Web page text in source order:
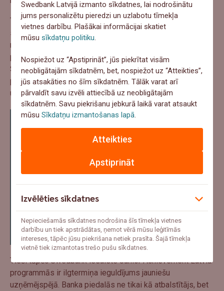
Turklāt uzņēmējdarbību bieži ir vieglāk izmēģināt tieši
skolas laikā. Jauniešiem ir vairāk drosmes mēģināt un
mazāk baiļu kļūdīties, taču vienlaikus vēl pietrūkst
pieredzes, kontaktu un izpratnes par biznesa ikdienu.
Skolēnu mācību uzņēmums ļauj šīs zināšanas iegūt
pakāpeniski, saglabājot praktisku saikni ar īstu
uzņēmējdarbību.
“Ne katrs programmas dalībnieks vēlāk
dibinās savu uzņēmumu, un tas arī nav
vienīgais mērķis. Būtiski ir tas, ka
jaunietis iegūst pieredzi, kas palīdz
saprast savas stiprās puses, komandas
darba nozīmi un to, cik daudz jāizdara,
Swedbank Uzņēmumu pārvaldes vadītājs
Jevenijs Ivanovs.
Tieši tāpēc Swedbank iesaiste Junior Achievement Latvia
programmās ir ilgtermiņa ieguldījums jauniešu
uzņēmējspējā. Banka piedalās ne tikai kā atbalstītājs, bet
Swedbank Latvijā izmanto sīkdatnes, lai nodrošinātu
jums personalizētu pieredzi un uzlabotu tīmekļa
vietnes darbību. Plašākai informācijai skatiet
mūsusīkdatņu politiku
Nospiežot uz “Apstiprināt”, jūs piekrītat visām
neobligātajām sīkdatnēm, bet, nospiežot uz “Atteikties”,
jūs atsakāties no šīm sīkdatnēm. Tālāk varat arī
pārvaldīt savu izvēli attiecībā uz neobligātajām
sīkdatnēm. Savu piekrišanu jebkurā laikā varat atsaukt
mūsuSīkdatņu izmantošanas lapā
Apstiprināt
Atteikties
Izvēlēties sīkdatnes
Nepieciešamās sīkdatnes nodrošina šīs tīmekļa vietnes
darbību un tiek apstrādātas, ņemot vērā mūsu leģitīmās
intereses, tāpēc jūsu piekrišana netiek prasīta. Šajā tīmekļa
vietnē tiek izmantotas trešo pušu sīkdatnes.